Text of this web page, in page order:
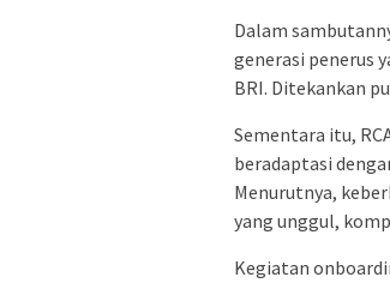
Dalam
generasi penerus
BRI. Ditekankan
Sementara itu,
beradaptasi
Menurutnya,
yang unggul,
Kegiatan